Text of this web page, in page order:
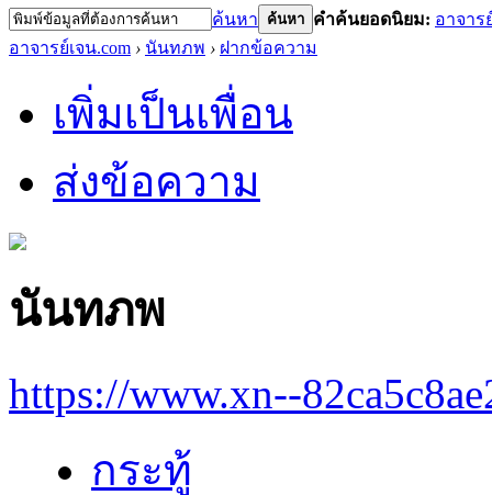
ค้นหา ค้นหา คำค้นยอดนิยม: อาจาร
อาจารย์เจน.com › นันทภพ › ฝากข้อความ
เพิ่มเป็นเพื่อน
ส่งข้อความ
นันทภพ
https://www.xn--
กระทู้